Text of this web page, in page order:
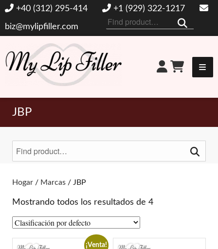
+40 (312) 295-414 +1 (929) 322-1217
biz@mylipfiller.com
Buscar
por:
Mi relleno de labios
JBP
Hogar / Marcas / JBP
Mostrando todos los resultados de 4
¡Venta!
Buscar
por:
Alternar filtros
MARCAS
A-Jax Keen
Aliaxin